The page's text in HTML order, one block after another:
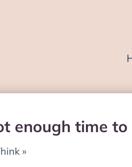
enough time
»